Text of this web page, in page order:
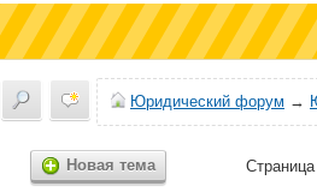
Юридический форум →
Новая тема